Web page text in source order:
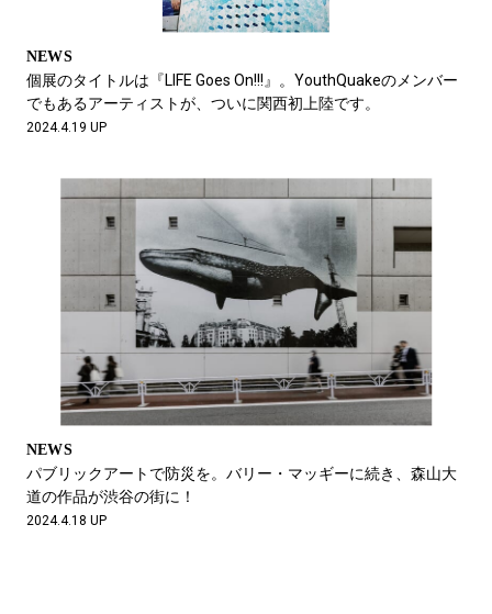
NEWS
個展のタイトルは『LIFE Goes On!!!』。YouthQuakeのメンバー
でもあるアーティストが、ついに関西初上陸です。
2024.4.19 UP
NEWS
パブリックアートで防災を。バリー・マッギーに続き、森山大
道の作品が渋谷の街に！
2024.4.18 UP